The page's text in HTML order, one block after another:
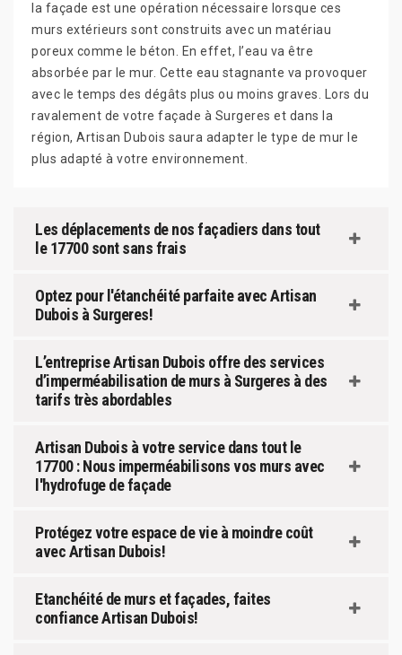
la façade est une opération nécessaire lorsque ces
murs extérieurs sont construits avec un matériau
poreux comme le béton. En effet, l’eau va être
absorbée par le mur. Cette eau stagnante va provoquer
avec le temps des dégâts plus ou moins graves. Lors du
ravalement de votre façade à Surgeres et dans la
région, Artisan Dubois saura adapter le type de mur le
plus adapté à votre environnement.
Les déplacements de nos façadiers dans tout
le 17700 sont sans frais
Optez pour l'étanchéité parfaite avec Artisan
Dubois à Surgeres!
L’entreprise Artisan Dubois offre des services
d’imperméabilisation de murs à Surgeres à des
tarifs très abordables
Artisan Dubois à votre service dans tout le
17700 : Nous imperméabilisons vos murs avec
l'hydrofuge de façade
Protégez votre espace de vie à moindre coût
avec Artisan Dubois!
Etanchéité de murs et façades, faites
confiance Artisan Dubois!